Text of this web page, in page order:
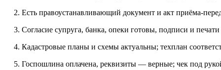
Есть правоустанавливающий документ и акт
Согласие супруга, банка, опеки готовы, подписи и
Кадастровые планы и схемы актуальны; техплан
Госпошлина оплачена, реквизиты — верные; чек под